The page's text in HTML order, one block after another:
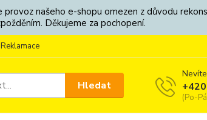
našeho e-shopu omezen z důvodu
Děkujeme za pochopení.
Reklamace
Hledat
(Po-